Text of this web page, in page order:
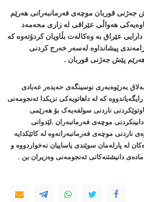
جەژنی قوربان موچەی فەرمانبەرانی ھەرێم
ھەواڵی عێراقی لە زاری محەمەد
عێراق بە وەکالەت بڵاویان کردۆتەوە کە
پیشانداوە لەسەر خەرج کردنی
پێش جەژنی قوربان .
بەرێوەبەری نوسینگەی حەیدەر عەبادی
کە لە داھاتویەکی نزیکدا ئەنجومەنی
ناردنی سولفەیەک بۆ ھەرێمی
موچەی فەرمانبەران .لێدوانی
ناردنی موچەی فەرمانبەرانەوە لە کاتێکدایە
لە پارلەمان سوێندی یاساییان نەخواردووە و
دانیشتنەکانی ئەنجومەنی وەزیران بن .